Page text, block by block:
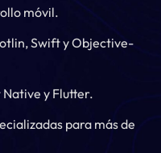
móvil.
Swift y Objective-
y Flutter.
para más de